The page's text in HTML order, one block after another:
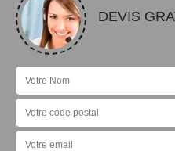
DEVIS